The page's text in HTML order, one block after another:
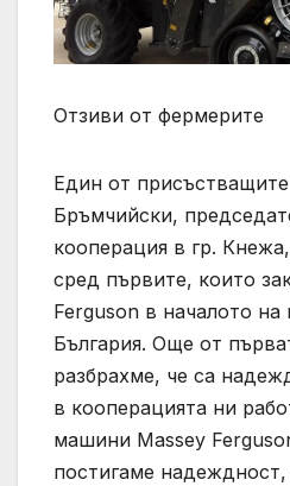
Отзиви от фермерите
Един от
Бръмчийски,
кооперация в гр.
сред първите, които
Ferguson в началото на
България. Още от
разбрахме, че са
в кооперацията ни
машини Massey
постигаме